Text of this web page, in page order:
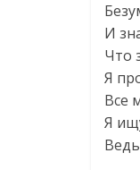
И
Что
Я
Все
Я